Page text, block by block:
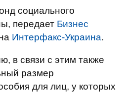
социального
передает Бизнес
Интерфакс-Украина.
в связи с этим также
размер
для лиц, у которых